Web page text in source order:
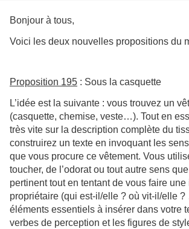
Bonjour à tous,
Voici les deux nouvelles propositions du
Proposition 195 : Sous la casquette
L’idée est la suivante : vous trouvez un
(casquette, chemise, veste…). Tout en
très vite sur la description complète du
construirez un texte en invoquant les
que vous procure ce vêtement. Vous
toucher, de l’odorat ou tout autre sens
pertinent tout en tentant de vous faire
propriétaire (qui est-il/elle ? où vit-il/elle
éléments essentiels à insérer dans votre
verbes de perception et les figures de